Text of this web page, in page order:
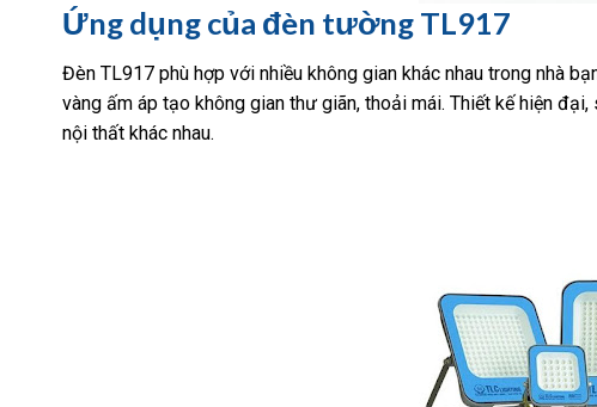
Ứng dụng của đèn tường TL917
Đèn TL917 phù hợp với nhiều không gian khác nhau trong nhà
vàng ấm áp tạo không gian thư giãn, thoải mái. Thiết kế hiện
nội thất khác nhau.